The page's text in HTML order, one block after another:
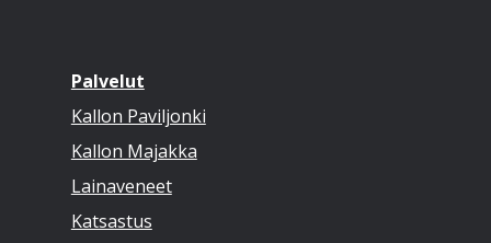
Palvelut
Kallon Paviljonki
Kallon Majakka
Lainaveneet
Katsastus